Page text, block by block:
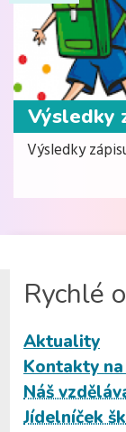
Výsledky
Výsledky
Rychlé
Aktuality
Kontakty
Náš
Jídelníček